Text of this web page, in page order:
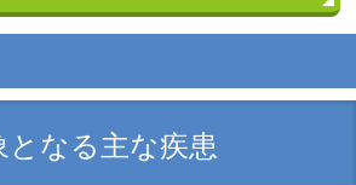
となる主な疾患